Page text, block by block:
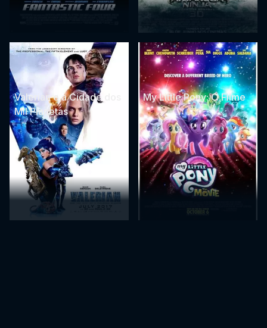
Valerian e a Cidade dos
Mil Planetas
My Little Pony: O Filme